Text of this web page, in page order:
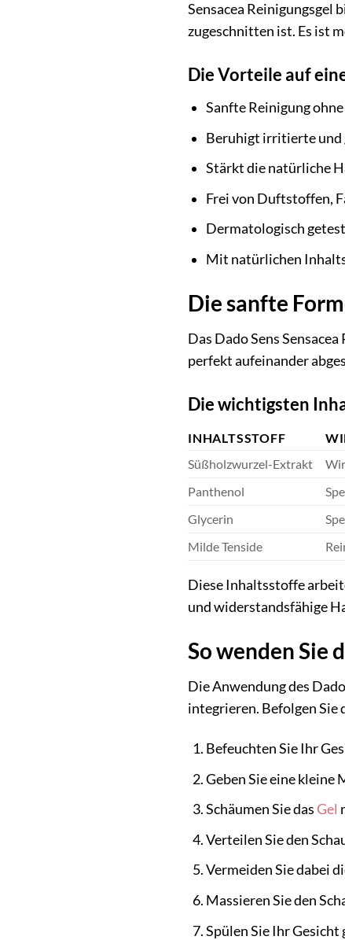
Sensacea Reinigungsgel
zugeschnitten ist. Es ist
Die Vorteile auf
Sanfte Reinigung
Beruhigt irritierte und
Stärkt die natürliche
Frei von Duftstoffen,
Dermatologisch
Mit natürlichen
Die sanfte
Das Dado Sens
perfekt aufeinander
Die wichtigsten
INHALTSSTOFF
Süßholzwurzel-Extrakt
Panthenol
Glycerin
Milde Tenside
Diese Inhaltsstoffe
und widerstandsfähige
So wenden Sie
Die Anwendung des
integrieren. Befolgen Sie
Befeuchten Sie Ihr
Geben Sie eine kleine
Schäumen Sie dasGel
Verteilen Sie den
Vermeiden Sie dabei
Massieren Sie den
Spülen Sie Ihr